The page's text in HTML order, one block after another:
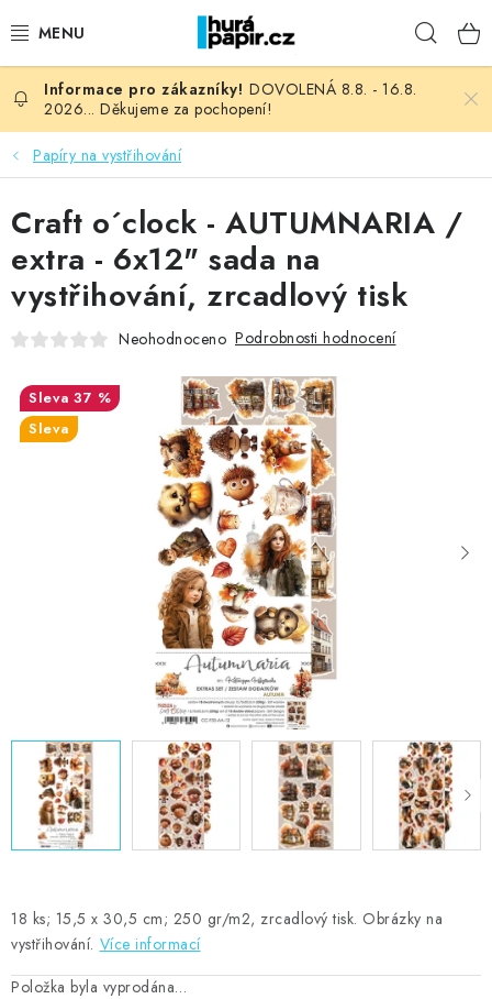
na
NOVINKY
HURÁ DÍLNA
VŠECHNO ZBOŽÍ
KNIHAŘSKÝ MATERIÁL
OBLÍBENÉ ♥️
FOTORECENZE
MOJE OBJEDNÁVKA
Moje objednávka
Oblíbené ♥️
Hodnocení obchodu
Obchodní podmínky
Podmínky ochrany osobních údajů
Ověřování recenzí
DOVOLENÁ 8.8. - 16.8.
2026... Děkujeme za pochopení!
Papíry na vystřihování
18 ks; 15,5 x 30,5 cm; 250 gr/m2, zrcadlový tisk. Obrázky na
vystřihování. Více informací
Položka byla vyprodána…
Craft o´clock - AUTUMNARIA /
extra - 6x12" sada na
vystřihování, zrcadlový tisk
Neohodnoceno Podrobnosti hodnocení
37 %
Sleva